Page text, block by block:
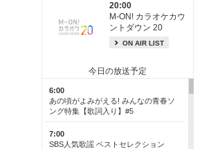
20:00
M-ON! カラオケカウ
ントダウン 20
ON AIR LIST
今日の放送予定
6:00
あの頃がよみがえる! みんなの青春ソ
ング特集【歌詞入り】#5
7:00
SBS人気歌謡 ベストセレクション